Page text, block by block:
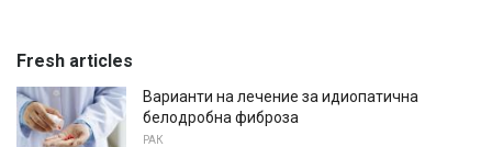
Fresh articles
Варианти на лечение за идиопатична
белодробна фиброза
РАК